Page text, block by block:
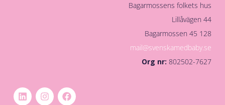
Bagarmossens folkets hus
Lillåvägen 44
128 45 Bagarmossen
mail@svenskamedbaby.se
Org nr:802502-7627